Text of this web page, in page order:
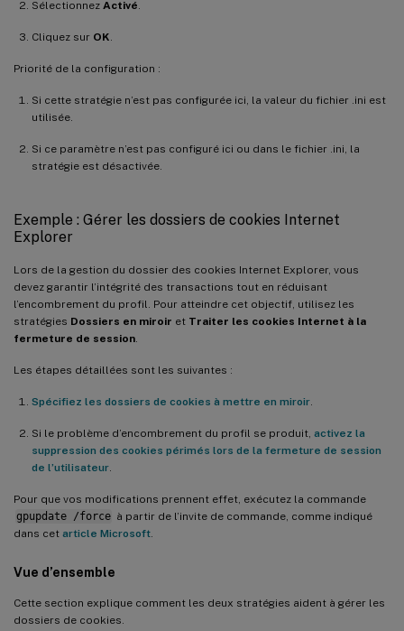
Sélectionnez Activé
Cliquez sur OK
Priorité de la configuration :
Si cette stratégie n’est pas configurée ici, la valeur du fichier .ini est
utilisée.
Si ce paramètre n’est pas configuré ici ou dans le fichier .ini, la
stratégie est désactivée.
Exemple : Gérer les dossiers de cookies Internet
Explorer
Lors de la gestion du dossier des cookies Internet Explorer, vous
devez garantir l’intégrité des transactions tout en réduisant
l’encombrement du profil. Pour atteindre cet objectif, utilisez les
stratégies Dossiers en miroir et Traiter les cookies Internet à la
fermeture de session
Les étapes détaillées sont les suivantes :
Spécifiez les dossiers de cookies à mettre en miroir
Si le problème d’encombrement du profil se produit, activez la
suppression des cookies périmés lors de la fermeture de session
de l’utilisateur
Pour que vos modifications prennent effet, exécutez la commande
gpupdate /force à partir de l’invite de commande, comme indiqué
dans cet article Microsoft
Vue d’ensemble
Cette section explique comment les deux stratégies aident à gérer les
dossiers de cookies.